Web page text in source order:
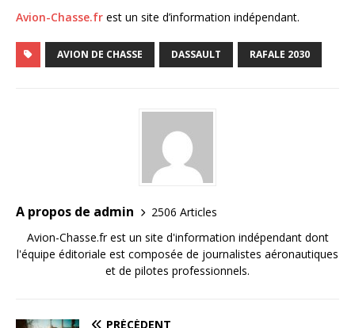
Avion-Chasse.fr est un site d’information indépendant.
AVION DE CHASSE DASSAULT RAFALE 2030
A propos de admin
2506 Articles
Avion-Chasse.fr est un site d'information indépendant dont
l'équipe éditoriale est composée de journalistes aéronautiques
et de pilotes professionnels.
PRÉCÉDENT